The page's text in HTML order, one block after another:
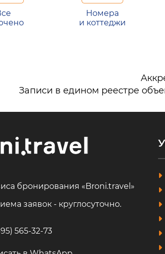
Номера
и коттеджи
Записи в едином реестре
бронирования «Broni.travel»
заявок - круглосуточно.
565-32-73